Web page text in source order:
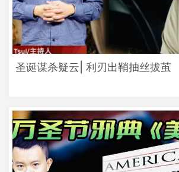
圣诞谋杀疑云| 利刃出鞘抽丝拔茧